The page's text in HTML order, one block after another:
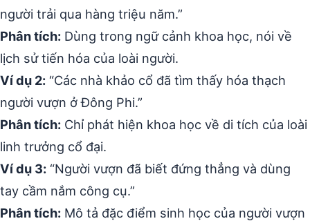
người trải qua hàng triệu năm.”
Phân tích: Dùng trong ngữ cảnh khoa học, nói về
lịch sử tiến hóa của loài người.
Ví dụ 2: “Các nhà khảo cổ đã tìm thấy hóa thạch
người vượn ở Đông Phi.”
Phân tích: Chỉ phát hiện khoa học về di tích của loài
linh trưởng cổ đại.
Ví dụ 3: “Người vượn đã biết đứng thẳng và dùng
tay cầm nắm công cụ.”
Phân tích: Mô tả đặc điểm sinh học của người vượn